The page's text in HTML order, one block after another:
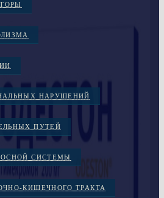
НАРУШЕНИЙ
ПУТЕЙ
СИСТЕМЫ
КИШЕЧНОГО ТРАКТА